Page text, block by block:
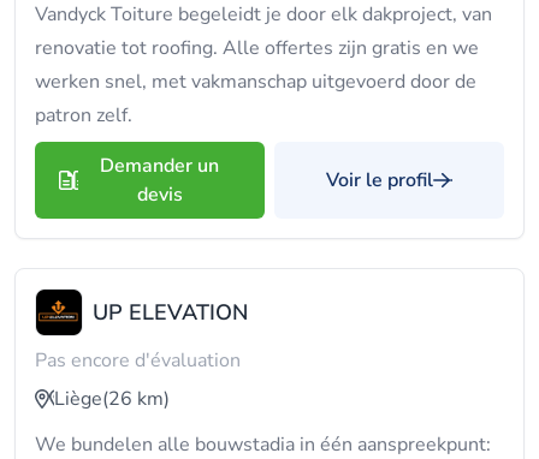
Vandyck Toiture begeleidt je door elk dakproject, van
renovatie tot roofing. Alle offertes zijn gratis en we
werken snel, met vakmanschap uitgevoerd door de
patron zelf.
Demander un
devis
Voir le profil
UP ELEVATION
Pas encore d'évaluation
Liège(26 km)
We bundelen alle bouwstadia in één aanspreekpunt: